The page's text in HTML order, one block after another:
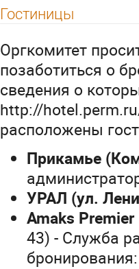
Гостиницы
Оргкомитет
позаботиться о
сведения о
http://
расположены
Прикамье
УРАЛ (ул.
Amaks
43) - Служба